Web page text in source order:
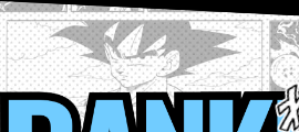
LANGUAGE
JP
EN FR DE
『ドラゴンボールスー
ツ！スーパーダイブ !!
2026.08.04
【フュージョンワールド
10月号ふろくカード「